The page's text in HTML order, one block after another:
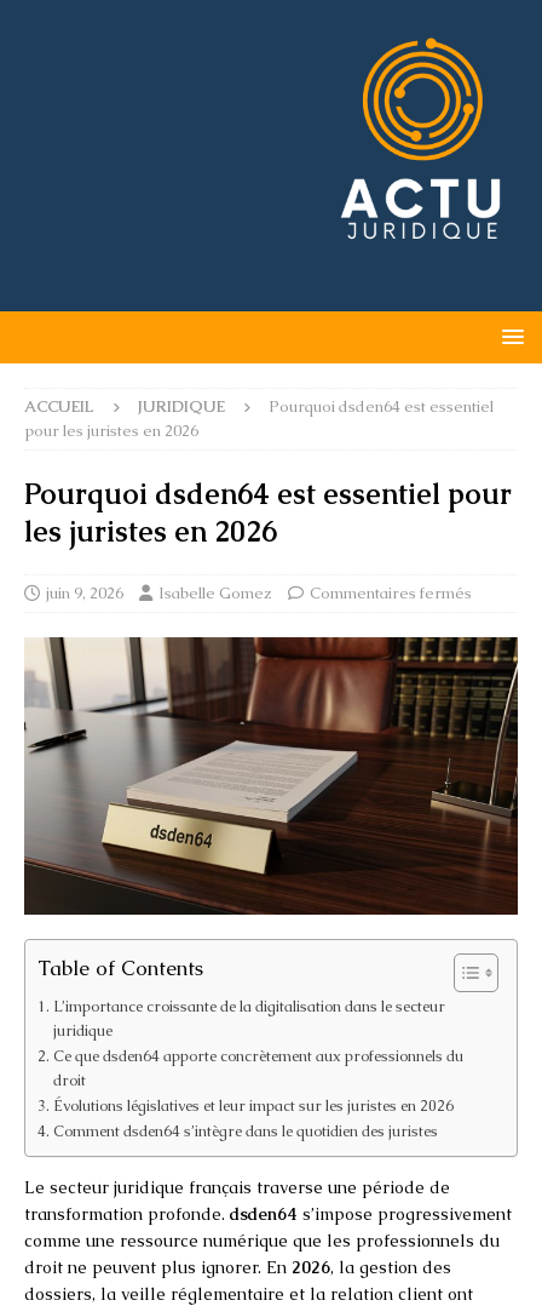
ACCUEIL JURIDIQUE
Pourquoi dsden64 est essentiel
pour les juristes en 2026
Pourquoi dsden64 est essentiel pour
les juristes en 2026
juin 9, 2026 Isabelle Gomez Commentaires fermés
Table of Contents
L’importance croissante de la digitalisation dans le secteur
juridique
Ce que dsden64 apporte concrètement aux professionnels du
droit
Évolutions législatives et leur impact sur les juristes en 2026
Comment dsden64 s’intègre dans le quotidien des juristes
Le secteur juridique français traverse une période de
transformation profonde. dsden64 s’impose progressivement
comme une ressource numérique que les professionnels du
droit ne peuvent plus ignorer. En 2026, la gestion des
dossiers, la veille réglementaire et la relation client ont